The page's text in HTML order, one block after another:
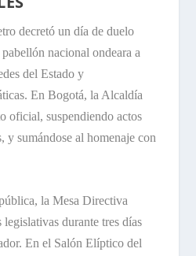
decretó un día de duelo
nacional ondeara a
del Estado y
En Bogotá, la Alcaldía
oficial, suspendiendo actos
y sumándose al homenaje con
la Mesa Directiva
durante tres días
En el Salón Elíptico del